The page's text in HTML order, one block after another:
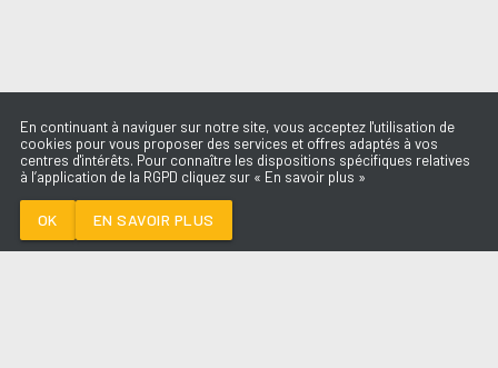
DRACULA (JENNIE
En continuant à naviguer sur notre site, vous acceptez l'utilisation de
cookies pour vous proposer des services et offres adaptés à vos
centres d'intérêts. Pour connaître les dispositions spécifiques relatives
à l’application de la RGPD cliquez sur « En savoir plus »
OK EN SAVOIR PLUS